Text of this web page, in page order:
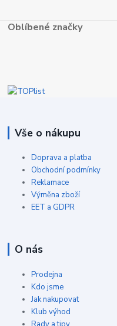
Oblíbené značky
Vše o nákupu
Doprava a platba
Obchodní podmínky
Reklamace
Výměna zboží
EET a GDPR
O nás
Prodejna
Kdo jsme
Jak nakupovat
Klub výhod